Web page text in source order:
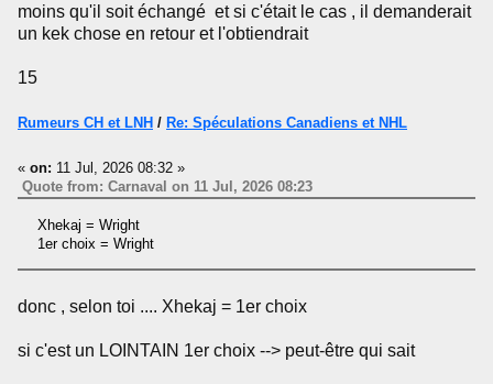
moins qu'il soit échangé et si c'était le cas , il demanderait
un kek chose en retour et l'obtiendrait
15
Rumeurs CH et LNH / Re: Spéculations Canadiens et NHL
« on: 11 Jul, 2026 08:32 »
Quote from: Carnaval on 11 Jul, 2026 08:23
Xhekaj = Wright
1er choix = Wright
donc , selon toi .... Xhekaj = 1er choix
si c'est un LOINTAIN 1er choix --> peut-être qui sait